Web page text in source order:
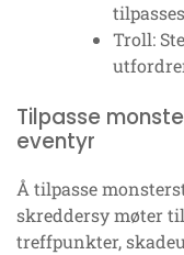
Troll:
Tilpasse
eventyr
Å tilpasse
skreddersy møter
treffpunkter,